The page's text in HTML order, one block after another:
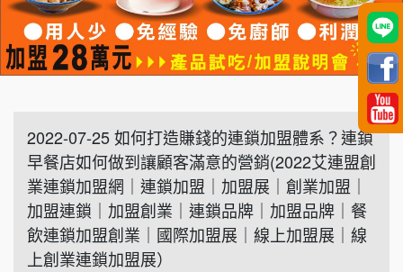
2022-07-25 如何打造賺錢的連鎖加盟體系？連鎖
早餐店如何做到讓顧客滿意的營銷(2022艾連盟創
業連鎖加盟網｜連鎖加盟｜加盟展｜創業加盟｜
加盟連鎖｜加盟創業｜連鎖品牌｜加盟品牌｜餐
飲連鎖加盟創業｜國際加盟展｜線上加盟展｜線
上創業連鎖加盟展）